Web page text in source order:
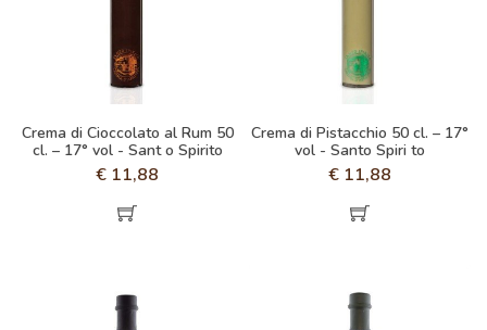
Crema di Cioccolato al Rum 50
cl. – 17° vol - Sant o Spirito
€ 11,88
Crema di Pistacchio 50 cl. – 17°
vol - Santo Spiri to
€ 11,88